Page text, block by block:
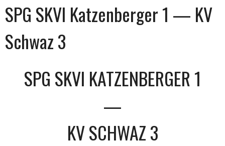
SPG SKVI Katzenberger 1 — KV
Schwaz 3
SPG SKVI KATZENBERGER 1
—
KV SCHWAZ 3